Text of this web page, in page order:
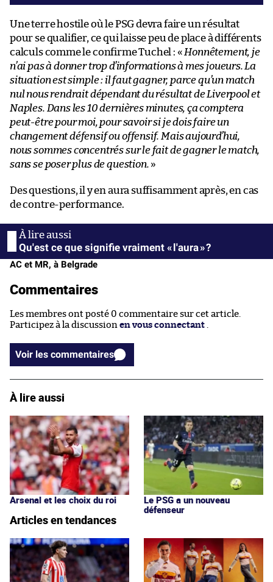
Une terre hostile où le PSG devra faire un résultat
pour se qualifier, ce qui laisse peu de place à différents
calculs comme le confirme Tuchel : « Honnêtement, je
n’ai pas à donner trop d’informations à mes joueurs. La
situation est simple : il faut gagner, parce qu’un match
nul nous rendrait dépendant du résultat de Liverpool et
Naples. Dans les 10 dernières minutes, ça comptera
peut-être pour moi, pour savoir si je dois faire un
changement défensif ou offensif. Mais aujourd’hui,
nous sommes concentrés sur le fait de gagner le match,
sans se poser plus de question. »
Des questions, il y en aura suffisamment après, en cas
de contre-performance.
Qu'est ce que signifie vraiment « l'aura » ?
AC et MR, à Belgrade
Commentaires
Les membres ont posté 0 commentaire sur cet article.
Participez à la discussion en vous connectant
Voir les commentaires
À lire aussi
Arsenal et les choix du roi
Le PSG a un nouveau
défenseur
Articles en tendances